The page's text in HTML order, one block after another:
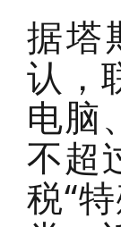
据塔
认，
电脑
不超
税“